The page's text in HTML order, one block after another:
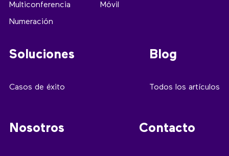
Multiconferencia
Numeración
Móvil
Soluciones
Casos de éxito
Blog
Todos los artículos
Nosotros Contacto